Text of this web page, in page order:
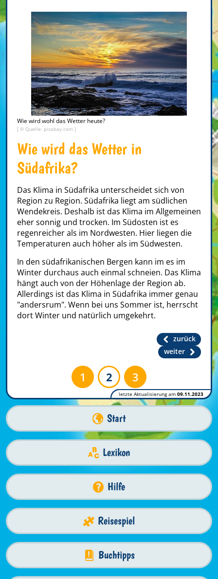
Wie wird wohl das Wetter heute?
[ © Quelle: pixabay.com ]
Wie wird das Wetter in
Südafrika?
Das Klima in Südafrika unterscheidet sich von
Region zu Region. Südafrika liegt am südlichen
Wendekreis. Deshalb ist das Klima im Allgemeinen
eher sonnig und trocken. Im Südosten ist es
regenreicher als im Nordwesten. Hier liegen die
Temperaturen auch höher als im Südwesten.
In den südafrikanischen Bergen kann im es im
Winter durchaus auch einmal schneien. Das Klima
hängt auch von der Höhenlage der Region ab.
Allerdings ist das Klima in Südafrika immer genau
"andersrum". Wenn bei uns Sommer ist, herrscht
dort Winter und natürlich umgekehrt.
zurück
weiter
1 2 3
letzte Aktualisierung am 09.11.2023
Start
Lexikon
Hilfe
Reisespiel
Buchtipps